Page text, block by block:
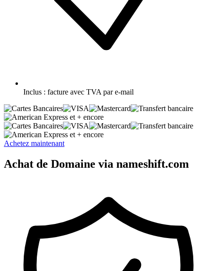
Inclus : facture avec TVA par e-mail
et + encore
et + encore
Achetez maintenant
Achat de Domaine via nameshift.com